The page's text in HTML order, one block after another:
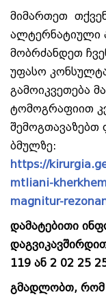
მიმართეთ
ალტერნატიული
მობრძანდეთ
უფასო
გამოიკვეთება
ტომოგრაფიით
ბმულზე:
https://
mtliani-
magnitur-
დამატებითი
119 ან 2 02 25
გმადლობთ, რომ